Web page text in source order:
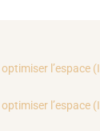
l’espace
l’espace